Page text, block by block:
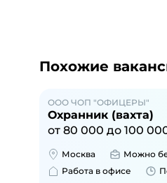
Похожие
ООО ЧОП "ОФИЦЕРЫ"
Охранник (вахта)
от 80 000 до 100
Москва
Можно
Работа в офисе